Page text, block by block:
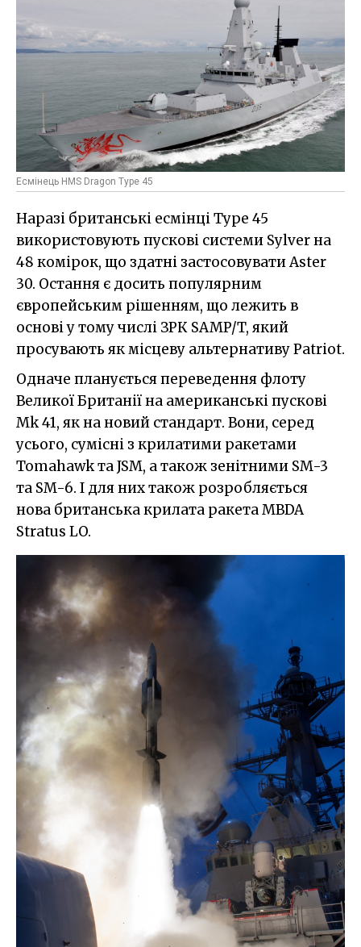
Есмінець HMS Dragon Type 45
Наразі британські есмінці Type 45
використовують пускові системи Sylver на
48 комірок, що здатні застосовувати Aster
30. Остання є досить популярним
європейським рішенням, що лежить в
основі у тому числі ЗРК SAMP/T, який
просувають як місцеву альтернативу Patriot.
Одначе планується переведення флоту
Великої Британії на американські пускові
Mk 41, як на новий стандарт. Вони, серед
усього, сумісні з крилатими ракетами
Tomahawk та JSM, а також зенітними SM-3
та SM-6. І для них також розробляється
нова британська крилата ракета MBDA
Stratus LO.